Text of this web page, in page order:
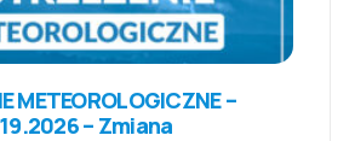
METEOROLOGICZNE –
– Zmiana